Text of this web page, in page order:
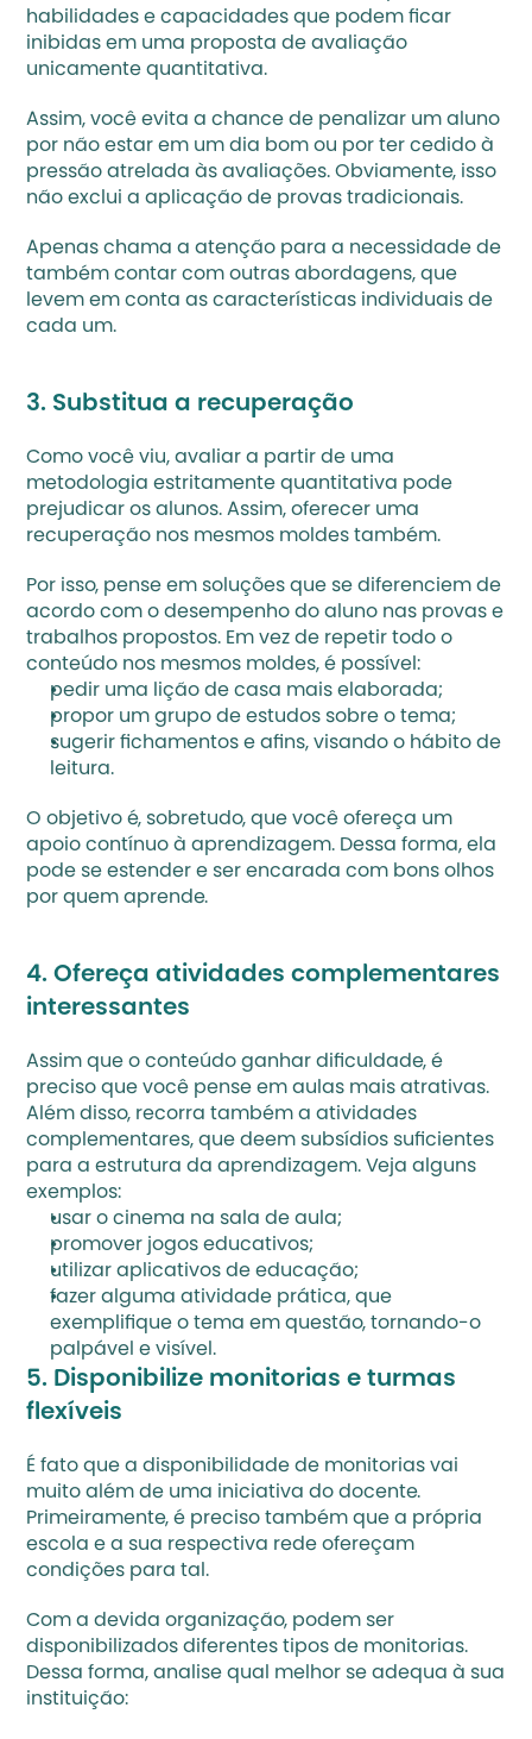
habilidades e capacidades que podem ficar
inibidas em uma proposta de avaliação
unicamente quantitativa.
Assim, você evita a chance de penalizar um aluno
por não estar em um dia bom ou por ter cedido à
pressão atrelada às avaliações. Obviamente, isso
não exclui a aplicação de provas tradicionais.
Apenas chama a atenção para a necessidade de
também contar com outras abordagens, que
levem em conta as características individuais de
cada um.
3. Substitua a recuperação
Como você viu, avaliar a partir de uma
metodologia estritamente quantitativa pode
prejudicar os alunos. Assim, oferecer uma
recuperação nos mesmos moldes também.
Por isso, pense em soluções que se diferenciem de
acordo com o desempenho do aluno nas provas e
trabalhos propostos. Em vez de repetir todo o
conteúdo nos mesmos moldes, é possível:
pedir uma
lição de casa mais elaborada;
propor um grupo de estudos sobre o tema;
sugerir fichamentos e afins, visando o hábito de
leitura.
O objetivo é, sobretudo, que você ofereça um
apoio contínuo à aprendizagem. Dessa forma, ela
pode se estender e ser encarada com bons olhos
por quem aprende.
4. Ofereça atividades complementares
interessantes
Assim que o conteúdo ganhar dificuldade, é
preciso que você pense em aulas mais atrativas.
Além disso, recorra também a atividades
complementares, que deem subsídios suficientes
para a estrutura da aprendizagem. Veja alguns
exemplos:
usar o cinema na sala de aula;
promover jogos educativos;
utilizar aplicativos de educação;
fazer alguma atividade prática, que
exemplifique o tema em questão, tornando-o
palpável e visível.
5. Disponibilize monitorias e turmas
flexíveis
É fato que a disponibilidade de monitorias vai
muito além de uma iniciativa do docente.
Primeiramente, é preciso também que a própria
escola e a sua respectiva rede ofereçam
condições para tal.
Com a devida organização, podem ser
disponibilizados diferentes tipos de monitorias.
Dessa forma, analise qual melhor se adequa à sua
instituição: